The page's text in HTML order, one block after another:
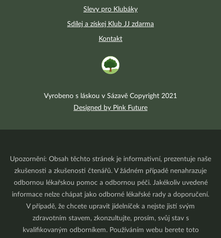
Slevy pro Klubáky
Sdílej a získej Klub JJ zdarma
Kontakt
Vyrobeno s láskou v Sázavě Copyright 2021
Designed by Pink Future
Upozornění: Obsah těchto stránek je informativní, prezentuje naše
zkušenosti a zkušenosti čtenářů. V žádném případě nenahrazuje
odbornou lékařskou pomoc a odbornou péči. Jakékoliv uvedené
informace nelze chápat jako odborné lékařské rady a doporučení.
V případě, že chcete upravit jídelníček a nejste jistí svým
zdravotním stavem, zkonzultujte, prosím, svůj stav s
kvalifikovaným odborníkem. Používáním webu berete toto